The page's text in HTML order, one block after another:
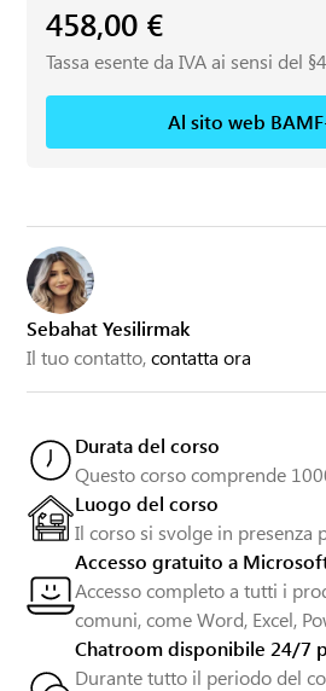
Sebahat Yesilirmak
Il tuo contatto,contatta ora
Durata del corso
Questo corso comprende
Luogo del corso
Il corso si svolge in presenza
Accesso gratuito a
Accesso completo a tutti i
comuni, come Word, Excel,
Chatroom disponibile 24/7
Durante tutto il periodo del
458,00 €
Tassa esente da IVA ai sensi del
Al sito web